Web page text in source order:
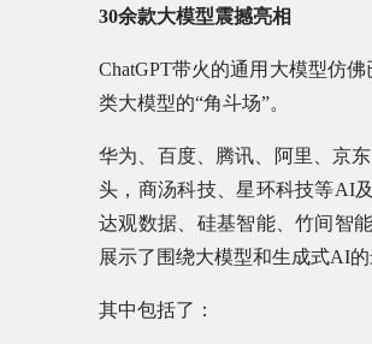
30余款大模型震撼亮相
ChatGPT带火的通用大模型仿
类大模型的“角斗场”。
华为、百度、腾讯、阿里、京
头，商汤科技、星环科技等AI
达观数据、硅基智能、竹间智
展示了围绕大模型和生成式AI的
其中包括了：